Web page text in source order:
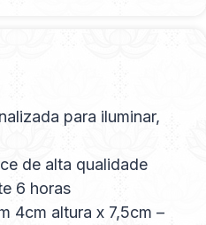
para iluminar,
de alta qualidade
6 horas
4cm altura x 7,5cm –